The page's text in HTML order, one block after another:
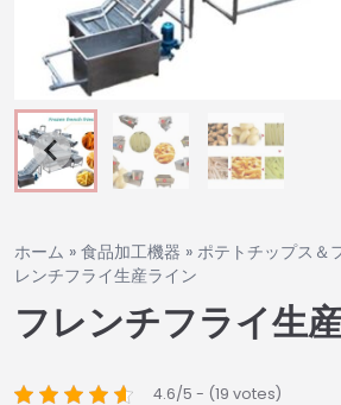
ホーム » 食品加工機器 » ポテトチップス＆
レンチフライ生産ライン
フレンチフライ生
4.6/5 - (19 votes)